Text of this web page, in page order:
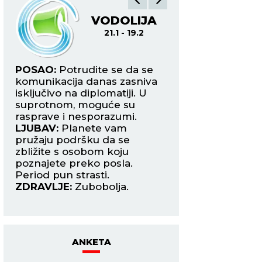
VODOLIJA
21.1 - 19.2
POSAO: Potrudite se da se
komunikacija danas zasniva
isključivo na diplomatiji. U
suprotnom, moguće su
rasprave i nesporazumi.
LJUBAV: Planete vam
pružaju podršku da se
zbližite s osobom koju
poznajete preko posla.
Period pun strasti.
ZDRAVLJE: Zubobolja.
ANKETA